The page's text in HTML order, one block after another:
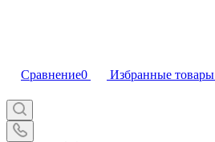
Сравнение0 Избранные товары